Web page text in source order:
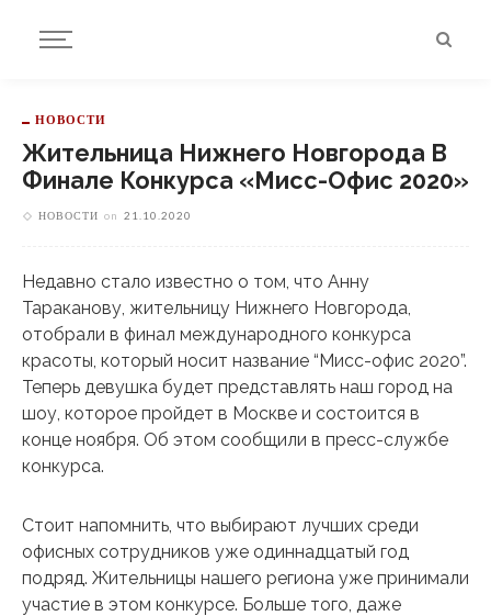
НОВОСТИ
Жительница Нижнего Новгорода В
Финале Конкурса «Мисс-Офис 2020»
НОВОСТИ on 21.10.2020
Недавно стало известно о том, что Анну
Тараканову, жительницу Нижнего Новгорода,
отобрали в финал международного конкурса
красоты, который носит название “Мисс-офис 2020”.
Теперь девушка будет представлять наш город на
шоу, которое пройдет в Москве и состоится в
конце ноября. Об этом сообщили в пресс-службе
конкурса.
Стоит напомнить, что выбирают лучших среди
офисных сотрудников уже одиннадцатый год
подряд. Жительницы нашего региона уже принимали
участие в этом конкурсе. Больше того, даже